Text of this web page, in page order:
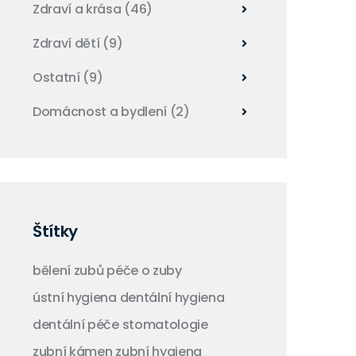
Zdraví a krása (46)
Zdraví dětí (9)
Ostatní (9)
Domácnost a bydlení (2)
Štítky
bělení zubů péče o zuby
ústní hygiena dentální hygiena
dentální péče stomatologie
zubní kámen zubní hygiena